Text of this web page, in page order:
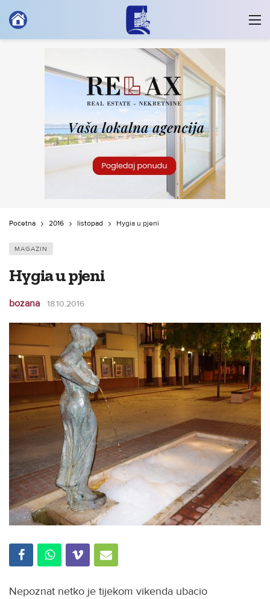
Početna 2016 listopad Hygia u pjeni
MAGAZIN
Hygia u pjeni
bozana 18.10.2016
Nepoznat netko je tijekom vikenda ubacio